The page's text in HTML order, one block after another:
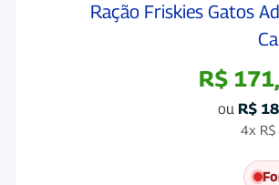
Ração Friskies Gatos
R$
ou R$
4x R$